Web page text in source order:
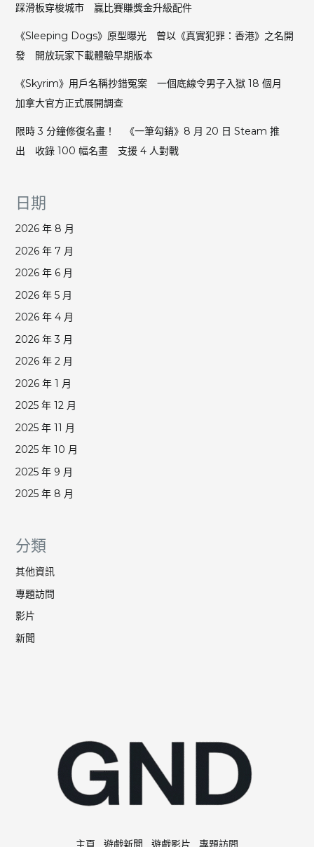
踩滑板穿梭城市 贏比賽賺獎金升級配件
《Sleeping Dogs》原型曝光 曾以《真實犯罪：香港》之名開
發 開放玩家下載體驗早期版本
《Skyrim》用戶名稱抄錯冤案 一個底線令男子入獄 18 個月
加拿大官方正式展開調查
限時 3 分鐘修復名畫！ 《一筆勾銷》8 月 20 日 Steam 推
出 收錄 100 幅名畫 支援 4 人對戰
日期
2026 年 8 月
2026 年 7 月
2026 年 6 月
2026 年 5 月
2026 年 4 月
2026 年 3 月
2026 年 2 月
2026 年 1 月
2025 年 12 月
2025 年 11 月
2025 年 10 月
2025 年 9 月
2025 年 8 月
分類
其他資訊
專題訪問
影片
新聞
主頁 遊戲新聞 遊戲影片 專題訪問